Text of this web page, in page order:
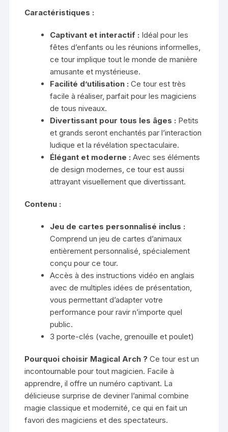
Caractéristiques :
Captivant et interactif : Idéal pour les
fêtes d’enfants ou les réunions informelles,
ce tour implique tout le monde de manière
amusante et mystérieuse.
Facilité d’utilisation : Ce tour est très
facile à réaliser, parfait pour les magiciens
de tous niveaux.
Divertissant pour tous les âges : Petits
et grands seront enchantés par l’interaction
ludique et la révélation spectaculaire.
Élégant et moderne : Avec ses éléments
de design modernes, ce tour est aussi
attrayant visuellement que divertissant.
Contenu :
Jeu de cartes personnalisé inclus :
Comprend un jeu de cartes d’animaux
entièrement personnalisé, spécialement
conçu pour ce tour.
Accès à des instructions vidéo en anglais
avec de multiples idées de présentation,
vous permettant d’adapter votre
performance pour ravir n’importe quel
public.
3 porte-clés (vache, grenouille et poulet)
Pourquoi choisir Magical Arch ? Ce tour est un
incontournable pour tout magicien. Facile à
apprendre, il offre un numéro captivant. La
délicieuse surprise de deviner l’animal combine
magie classique et modernité, ce qui en fait un
favori des magiciens et des spectateurs.